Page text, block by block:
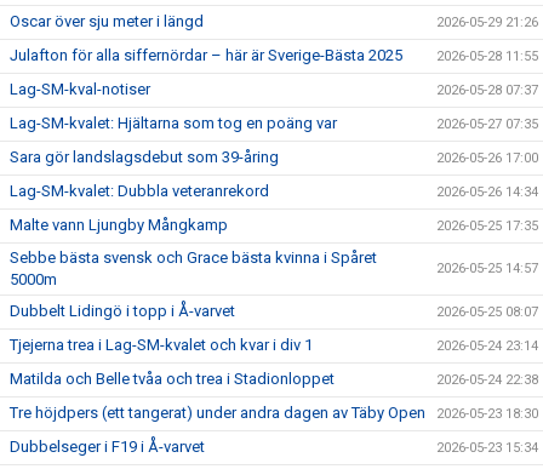
Oscar över sju meter i längd 2026-05-29 21:26
Julafton för alla siffernördar – här är Sverige-Bästa 2025 2026-05-28 11:55
Lag-SM-kval-notiser 2026-05-28 07:37
Lag-SM-kvalet: Hjältarna som tog en poäng var 2026-05-27 07:35
Sara gör landslagsdebut som 39-åring 2026-05-26 17:00
Lag-SM-kvalet: Dubbla veteranrekord 2026-05-26 14:34
Malte vann Ljungby Mångkamp 2026-05-25 17:35
Sebbe bästa svensk och Grace bästa kvinna i Spåret
5000m
2026-05-25 14:57
Dubbelt Lidingö i topp i Å-varvet 2026-05-25 08:07
Tjejerna trea i Lag-SM-kvalet och kvar i div 1 2026-05-24 23:14
Matilda och Belle tvåa och trea i Stadionloppet 2026-05-24 22:38
Tre höjdpers (ett tangerat) under andra dagen av Täby Open 2026-05-23 18:30
Dubbelseger i F19 i Å-varvet 2026-05-23 15:34